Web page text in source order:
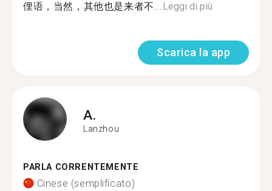
俚语，当然，其他也是来者不...Leggi di più
Scarica la app
A.
Lanzhou
PARLA CORRENTEMENTE
Cinese (semplificato)